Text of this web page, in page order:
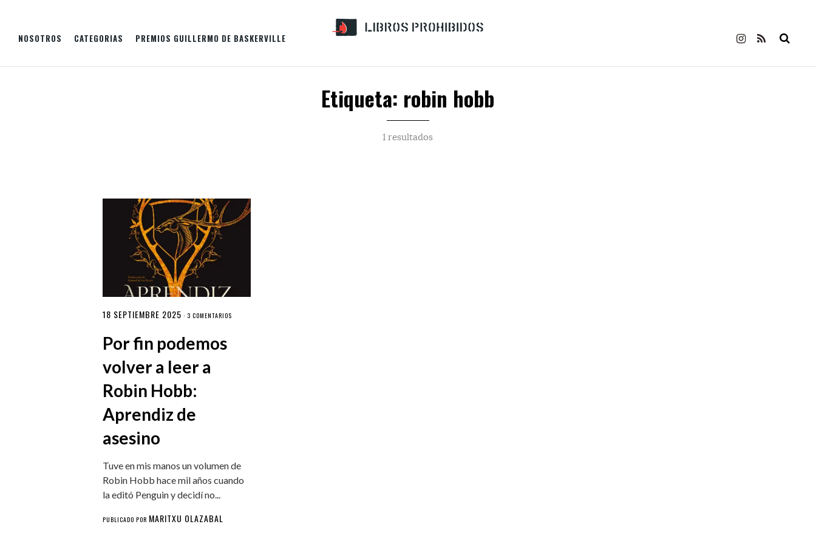
NOSOTROS CATEGORIAS PREMIOS GUILLERMO DE BASKERVILLE
Etiqueta: robin hobb
1 resultados
18 SEPTIEMBRE 2025 · 3 COMENTARIOS
Por fin podemos
volver a leer a
Robin Hobb:
Aprendiz de
asesino
Tuve en mis manos un volumen de
Robin Hobb hace mil años cuando
la editó Penguin y decidí no...
PUBLICADO POR MARITXU OLAZABAL